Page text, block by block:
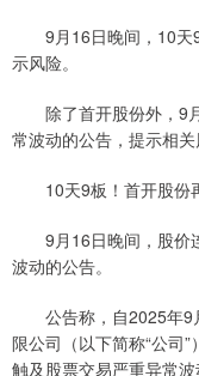
9月16日晚间，10天9
示风险。
除了首开股份外，9月
常波动的公告，提示相关
10天9板！首开股份
9月16日晚间，股价
波动的公告。
公告称，自2025年9
限公司（以下简称“公司
触及股票交易严重异常